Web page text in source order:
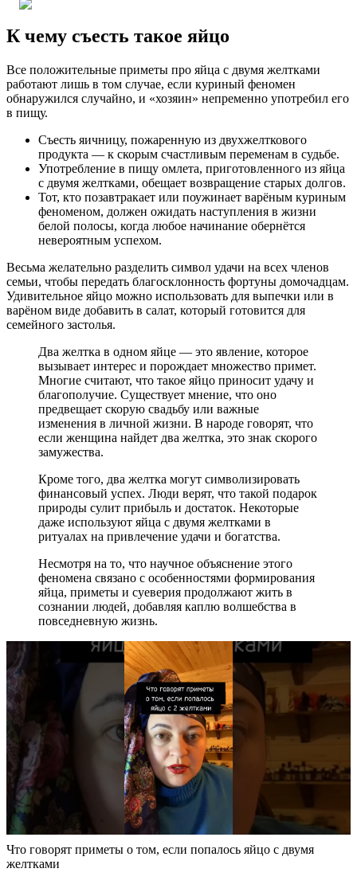
К чему съесть такое яйцо
Все положительные приметы про яйца с двумя желтками
работают лишь в том случае, если куриный феномен
обнаружился случайно, и «хозяин» непременно употребил его
в пищу.
Съесть яичницу, пожаренную из двухжелткового
продукта — к скорым счастливым переменам в судьбе.
Употребление в пищу омлета, приготовленного из яйца
с двумя желтками, обещает возвращение старых долгов.
Тот, кто позавтракает или поужинает варёным куриным
феноменом, должен ожидать наступления в жизни
белой полосы, когда любое начинание обернётся
невероятным успехом.
Весьма желательно разделить символ удачи на всех членов
семьи, чтобы передать благосклонность фортуны домочадцам.
Удивительное яйцо можно использовать для выпечки или в
варёном виде добавить в салат, который готовится для
семейного застолья.
Два желтка в одном яйце — это явление, которое
вызывает интерес и порождает множество примет.
Многие считают, что такое яйцо приносит удачу и
благополучие. Существует мнение, что оно
предвещает скорую свадьбу или важные
изменения в личной жизни. В народе говорят, что
если женщина найдет два желтка, это знак скорого
замужества.
Кроме того, два желтка могут символизировать
финансовый успех. Люди верят, что такой подарок
природы сулит прибыль и достаток. Некоторые
даже используют яйца с двумя желтками в
ритуалах на привлечение удачи и богатства.
Несмотря на то, что научное объяснение этого
феномена связано с особенностями формирования
яйца, приметы и суеверия продолжают жить в
сознании людей, добавляя каплю волшебства в
повседневную жизнь.
Что говорят приметы о том, если попалось яйцо с двумя
желтками